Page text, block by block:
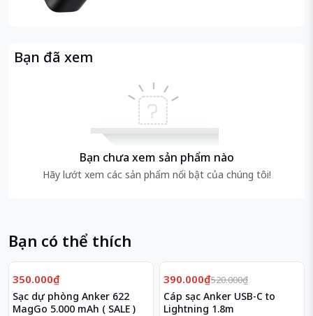
Bạn đã xem
Bạn chưa xem sản phẩm nào
Hãy lướt xem các sản phẩm nổi bật của chúng tôi!
Bạn có thể thích
350.000₫
Sạc dự phòng Anker 622
MagGo 5.000 mAh ( SALE )
Giảm25%
390.000₫520.000₫
Cáp sạc Anker USB-C to
Lightning 1.8m